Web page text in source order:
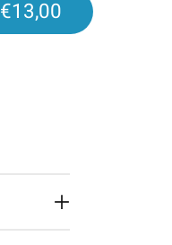
— €13,00